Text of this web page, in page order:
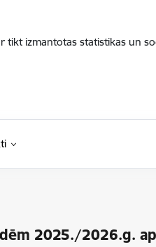
tikt izmantotas statistikas un
2025./2026.g.